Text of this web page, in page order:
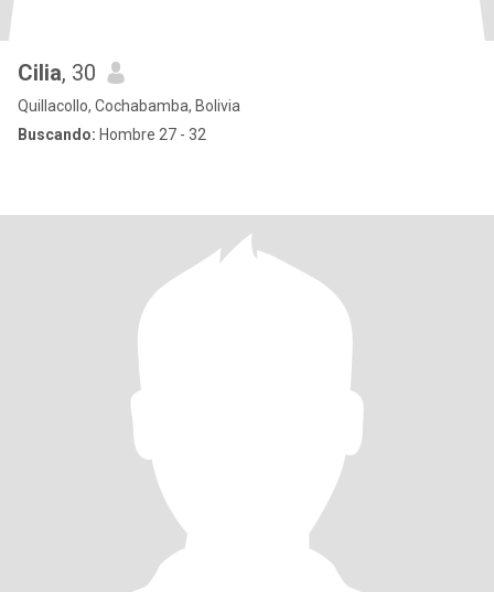
Cilia, 30
Quillacollo, Cochabamba, Bolivia
Buscando: Hombre 27 - 32